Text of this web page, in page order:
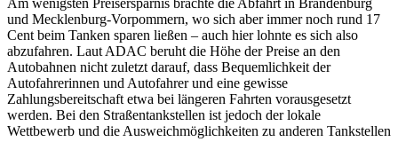
Am wenigsten Preisersparnis brachte die Abfahrt in Brandenburg
und Mecklenburg-Vorpommern, wo sich aber immer noch rund 17
Cent beim Tanken sparen ließen – auch hier lohnte es sich also
abzufahren. Laut ADAC beruht die Höhe der Preise an den
Autobahnen nicht zuletzt darauf, dass Bequemlichkeit der
Autofahrerinnen und Autofahrer und eine gewisse
Zahlungsbereitschaft etwa bei längeren Fahrten vorausgesetzt
werden. Bei den Straßentankstellen ist jedoch der lokale
Wettbewerb und die Ausweichmöglichkeiten zu anderen Tankstellen